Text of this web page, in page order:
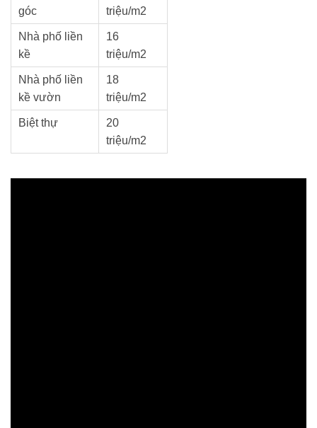
góc
triệu/m2
Nhà phố liền
kề
16
triệu/m2
Nhà phố liền
kề vườn
18
triệu/m2
Biệt thự
20
triệu/m2